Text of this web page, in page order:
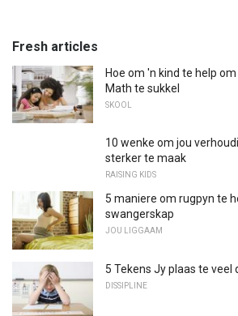
Fresh articles
Hoe om 'n kind te help
Math te sukkel
SKOOL
10 wenke om jou
sterker te maak
RAISING KIDS
5 maniere om rugpyn te
swangerskap
JOU LIGGAAM
5 Tekens Jy plaas te veel
DISSIPLINE